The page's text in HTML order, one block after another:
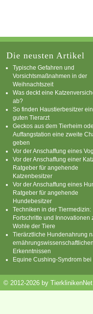
Die neusten Artikel
Typische Gefahren und
Vorsichtsmaßnahmen in der
Weihnachtszeit
Was deckt eine
ab?
So finden Haustierbesitzer
guten Tierarzt
Geckos aus dem Tierheim
Auffangstation eine zweite
geben
Vor der Anschaffung eines
Vor der Anschaffung einer
Ratgeber für angehende
Katzenbesitzer
Vor der Anschaffung eines
Ratgeber für angehende
Hundebesitzer
Techniken in der Tiermedizin:
Fortschritte und Innovationen
Wohle der Tiere
Tierärztliche Hundenahrung
ernährungswissenschaftlichen
Erkenntnissen
Equine Cushing-Syndrom bei
© 2012-2026 by